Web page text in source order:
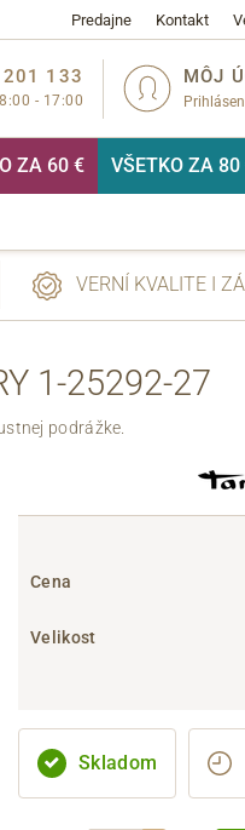
Predajne Kontakt
MÔJ
133
- 17:00
ZA 60 € VŠETKO ZA 80
VERNÍ KVALITE I
1-25292-27
podrážke.
Cena
Velikost
Skladom